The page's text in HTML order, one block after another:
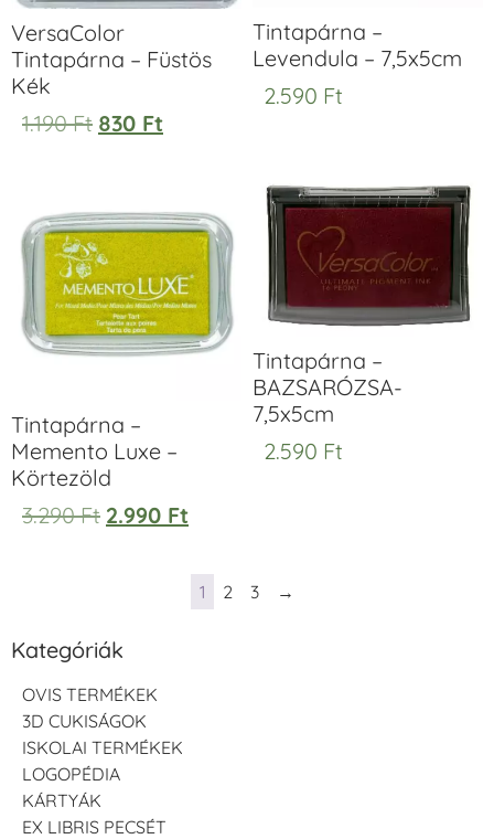
VersaColor
Tintapárna – Füstös
Kék
1.190Ft 830 Ft
Tintapárna –
Levendula – 7,5x5cm
2.590 Ft
Tintapárna –
Memento Luxe –
Körtezöld
3.290Ft 2.990 Ft
Tintapárna –
BAZSARÓZSA-
7,5x5cm
2.590 Ft
1 2 3 →
Kategóriák
OVIS TERMÉKEK
3D CUKISÁGOK
ISKOLAI TERMÉKEK
LOGOPÉDIA
KÁRTYÁK
EX LIBRIS PECSÉT